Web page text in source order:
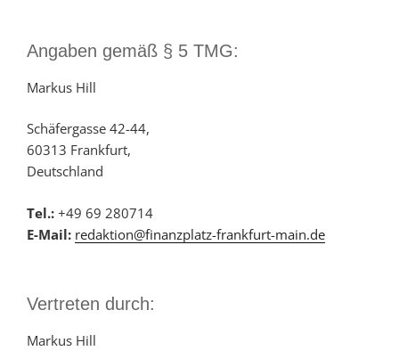
Angaben gemäß § 5 TMG:
Markus Hill
Schäfergasse 42-44,
60313 Frankfurt,
Deutschland
Tel.: +49 69 280714
E-Mail: redaktion@finanzplatz-frankfurt-main.de
Vertreten durch:
Markus Hill